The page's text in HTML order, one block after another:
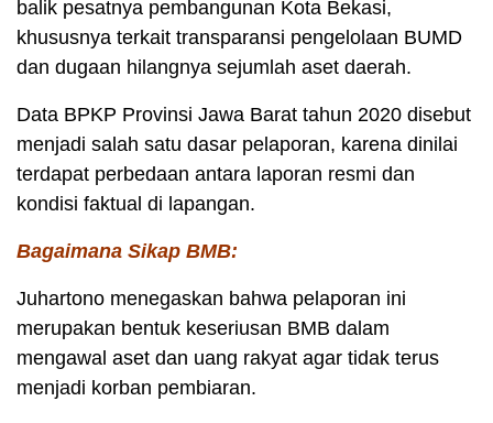
balik pesatnya pembangunan Kota Bekasi,
khususnya terkait transparansi pengelolaan BUMD
dan dugaan hilangnya sejumlah aset daerah.
Data BPKP Provinsi Jawa Barat tahun 2020 disebut
menjadi salah satu dasar pelaporan, karena dinilai
terdapat perbedaan antara laporan resmi dan
kondisi faktual di lapangan.
Bagaimana Sikap BMB:
Juhartono menegaskan bahwa pelaporan ini
merupakan bentuk keseriusan BMB dalam
mengawal aset dan uang rakyat agar tidak terus
menjadi korban pembiaran.